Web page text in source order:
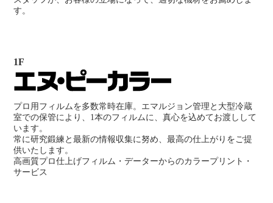
す。
1F
プロ用フィルムを多数常時在庫。エマルジョン管理と大型冷蔵
室での保管により、1本のフィルムに、真心を込めてお渡しして
います。
常に研究鍛練と最新の情報収集に努め、最高の仕上がりをご提
供いたします。
高画質プロ仕上げフィルム・データーからのカラープリント・
サービス